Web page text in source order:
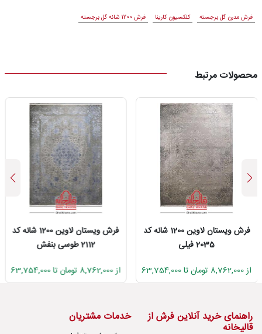
فرش مدرن گل برجسته کلکسیون کارینا فرش 1200 شانه گل برجسته
محصولات مرتبط
فرش ویستان لاوین 1200 شانه کد
2035 فیلی
از 8,762,000 تومان تا 63,754,000
فرش ویستان لاوین 1200 شانه کد
2112 طوسی بنفش
از 8,762,000 تومان تا 63,754,000
راهنمای خرید آنلاین فرش از
قالیخانه
خدمات مشتریان